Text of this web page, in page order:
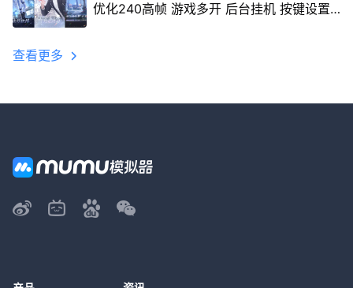
优化240高帧 游戏多开 后台挂机 按键设置
查看更多